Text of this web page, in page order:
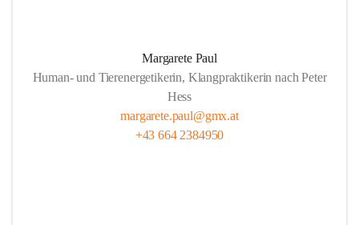
Margarete Paul
Human- und Tierenergetikerin, Klangpraktikerin nach Peter
Hess
margarete.paul@gmx.at
+43 664 2384950